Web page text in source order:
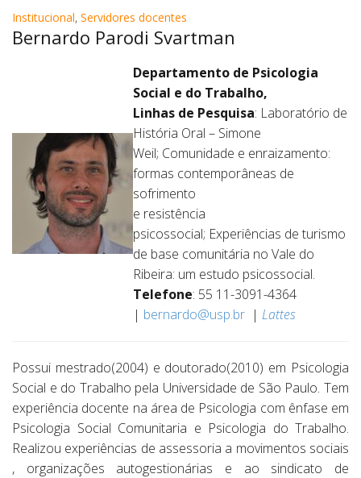
Institucional, Servidores docentes
Bernardo Parodi Svartman
Departamento de Psicologia
Social e do Trabalho,
Linhas de Pesquisa: Laboratório de
História Oral – Simone
Weil; Comunidade e enraizamento:
formas contemporâneas de
sofrimento
e resistência
psicossocial; Experiências de turismo
de base comunitária no Vale do
Ribeira: um estudo psicossocial.
Telefone: 55 11-3091-4364
| bernardo@usp.br | Lattes
Possui mestrado(2004) e doutorado(2010) em Psicologia
Social e do Trabalho pela Universidade de São Paulo. Tem
experiência docente na área de Psicologia com ênfase em
Psicologia Social Comunitaria e Psicologia do Trabalho.
Realizou experiências de assessoria a movimentos sociais
, organizações autogestionárias e ao sindicato de